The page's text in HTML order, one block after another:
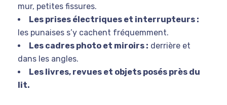
mur, petites fissures.
Les prises électriques et interrupteurs :
les punaises s’y cachent fréquemment.
Les cadres photo et miroirs : derrière et
dans les angles.
Les livres, revues et objets posés près du
lit.